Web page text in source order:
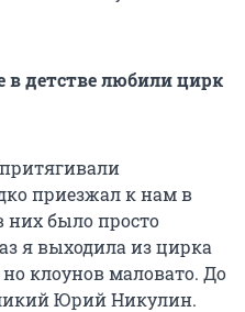
в детстве любили цирк
приезжал к нам в
них было просто
я выходила из цирка
клоунов маловато. До
Юрий Никулин.